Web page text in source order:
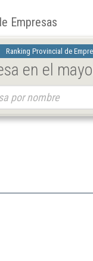
Empresas
Ranking Provincial de
en el